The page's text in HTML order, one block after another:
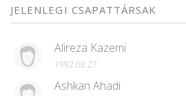
JELENLEGI CSAPATTÁRSAK
Alireza Kazemi
1992.08.27
Ashkan Ahadi